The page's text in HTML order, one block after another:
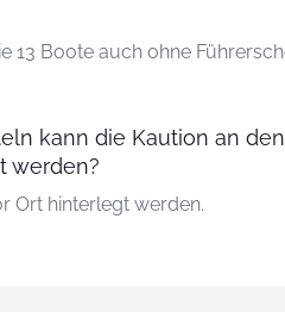
13 Boote auch ohne
kann die Kaution an
werden?
Ort hinterlegt werden.